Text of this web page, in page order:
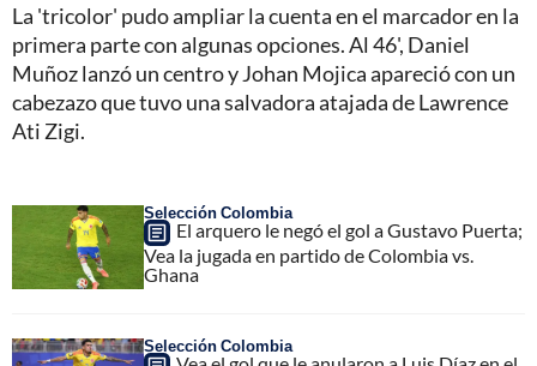
La 'tricolor' pudo ampliar la cuenta en el marcador en la
primera parte con algunas opciones. Al 46', Daniel
Muñoz lanzó un centro y Johan Mojica apareció con un
cabezazo que tuvo una salvadora atajada de Lawrence
Ati Zigi.
Selección Colombia
El arquero le negó el gol a Gustavo Puerta;
Vea la jugada en partido de Colombia vs.
Ghana
Selección Colombia